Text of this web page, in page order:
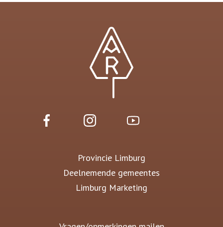
Provincie Limburg
Deelnemende gemeentes
Limburg Marketing